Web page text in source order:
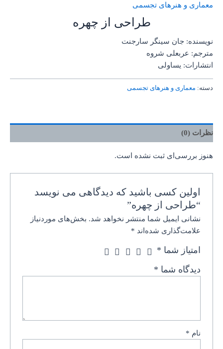
معماری و هنرهای تجسمی
طراحی از چهره
نویسنده: جان سینگر سارجنت
مترجم: عربعلی شروه
انتشارات: یساولی
دسته: معماری و هنرهای تجسمی
نظرات (0)
هنوز بررسی‌ای ثبت نشده است.
اولین کسی باشید که دیدگاهی می نویسد
“طراحی از چهره”
نشانی ایمیل شما منتشر نخواهد شد. بخش‌های موردنیاز
علامت‌گذاری شده‌اند *
امتیاز شما *
دیدگاه شما *
نام *